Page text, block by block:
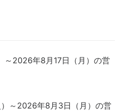
～2026年8月17日（月）の営
～2026年8月3日（月）の営